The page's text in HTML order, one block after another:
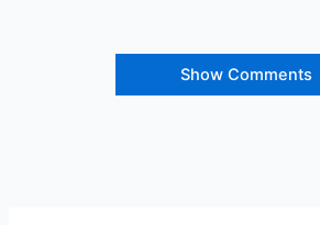
Show Comments